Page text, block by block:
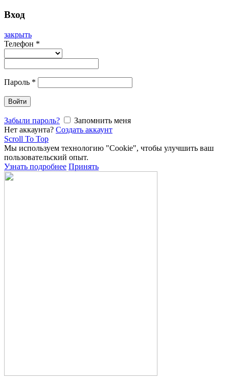
Вход
закрыть
Телефон *
Пароль *
Войти
Забыли пароль?
Запомнить меня
Нет аккаунта? Создать аккаунт
Scroll To Top
Мы используем технологию "Cookie", чтобы улучшить ваш
пользовательский опыт.
Узнать подробнее Принять